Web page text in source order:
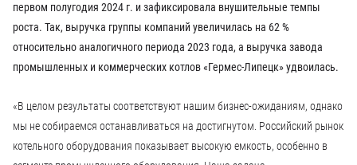
первом полугодия 2024 г. и зафиксировала внушительные темпы
роста. Так, выручка группы компаний увеличилась на 62 %
относительно аналогичного периода 2023 года, а выручка завода
промышленных и коммерческих котлов «Гермес-Липецк» удвоилась.
«В целом результаты соответствуют нашим бизнес-ожиданиям, однако
мы не собираемся останавливаться на достигнутом. Российский рынок
котельного оборудования показывает высокую емкость, особенно в